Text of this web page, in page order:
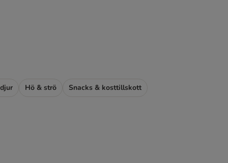
Hö & strö
Snacks & kosttillskott